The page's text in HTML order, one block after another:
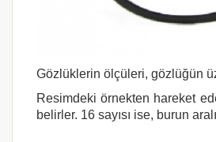
Gözlüklerin ölçüleri, gözlüğün
Resimdeki örnekten hareket
belirler. 16 sayısı ise, burun